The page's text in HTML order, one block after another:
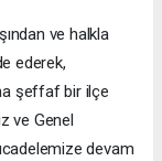
ve halkla
ederek,
şeffaf bir ilçe
ve Genel
devam